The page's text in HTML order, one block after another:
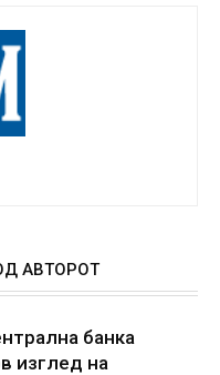
АВТОРОТ
банка
изглед на